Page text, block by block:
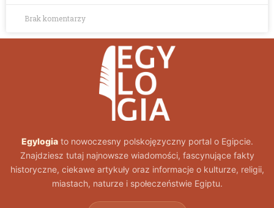
Brak komentarzy
Egylogiato nowoczesny polskojęzyczny portal o Egipcie.
Znajdziesz tutaj najnowsze wiadomości, fascynujące fakty
historyczne, ciekawe artykuły oraz informacje o kulturze, religii,
miastach, naturze i społeczeństwie Egiptu.